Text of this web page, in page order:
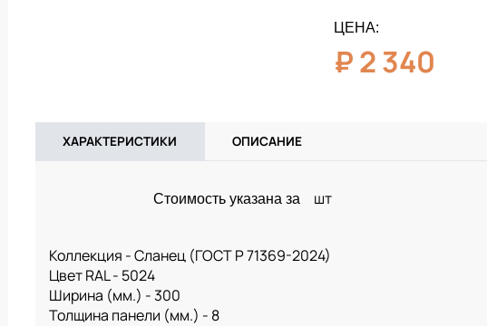
ЦЕНА:
₽2 340
ХАРАКТЕРИСТИКИ ОПИСАНИЕ
Стоимость указана за шт
Коллекция - Сланец (ГОСТ Р 71369-2024)
Цвет RAL - 5024
Ширина (мм.) - 300
Толщина панели (мм.) - 8